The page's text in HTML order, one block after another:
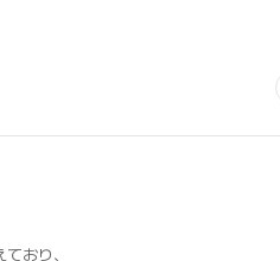
おり、